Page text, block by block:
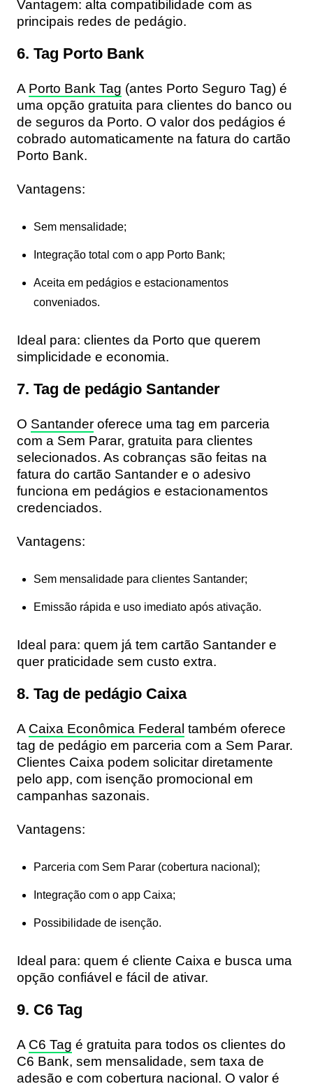
Vantagem: alta compatibilidade com as
principais redes de pedágio.
6. Tag Porto Bank
A Porto Bank Tag (antes Porto Seguro Tag) é
uma opção gratuita para clientes do banco ou
de seguros da Porto. O valor dos pedágios é
cobrado automaticamente na fatura do cartão
Porto Bank.
Vantagens:
Sem mensalidade;
Integração total com o app Porto Bank;
Aceita em pedágios e estacionamentos
conveniados.
Ideal para: clientes da Porto que querem
simplicidade e economia.
7. Tag de pedágio Santander
O Santander oferece uma tag em parceria
com a Sem Parar, gratuita para clientes
selecionados. As cobranças são feitas na
fatura do cartão Santander e o adesivo
funciona em pedágios e estacionamentos
credenciados.
Vantagens:
Sem mensalidade para clientes Santander;
Emissão rápida e uso imediato após ativação.
Ideal para: quem já tem cartão Santander e
quer praticidade sem custo extra.
8. Tag de pedágio Caixa
A Caixa Econômica Federal também oferece
tag de pedágio em parceria com a Sem Parar.
Clientes Caixa podem solicitar diretamente
pelo app, com isenção promocional em
campanhas sazonais.
Vantagens:
Parceria com Sem Parar (cobertura nacional);
Integração com o app Caixa;
Possibilidade de isenção.
Ideal para: quem é cliente Caixa e busca uma
opção confiável e fácil de ativar.
9. C6 Tag
A C6 Tag é gratuita para todos os clientes do
C6 Bank, sem mensalidade, sem taxa de
adesão e com cobertura nacional. O valor é